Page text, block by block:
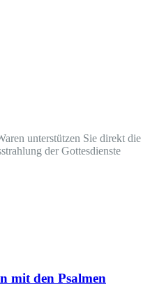
unterstützen Sie direkt die
der Gottesdienste
mit den Psalmen